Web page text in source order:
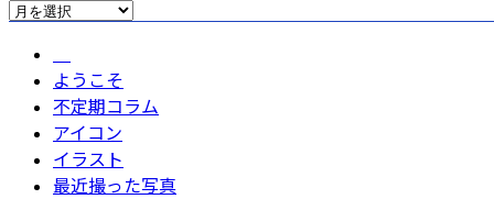
ア
ようこそ
不定期コラム
アイコン
イラスト
最近撮った写真